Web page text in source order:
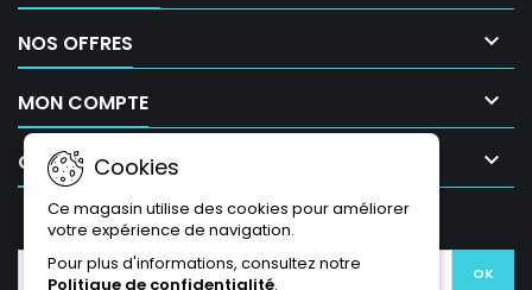
NOS OFFRES 
MON COMPTE 
CONTACT 
Cookies
Ce magasin utilise des cookies pour améliorer
votre expérience de navigation.
Pour plus d'informations, consultez notre
Politique de confidentialité.
LETTRE D'INFORMATIONS